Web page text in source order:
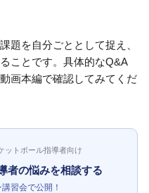
題を自分ごととして捉え、
ことです。具体的なQ&A
画本編で確認してみてくだ
ットボール指導者向け
者の悩みを相談する
習会で公開！